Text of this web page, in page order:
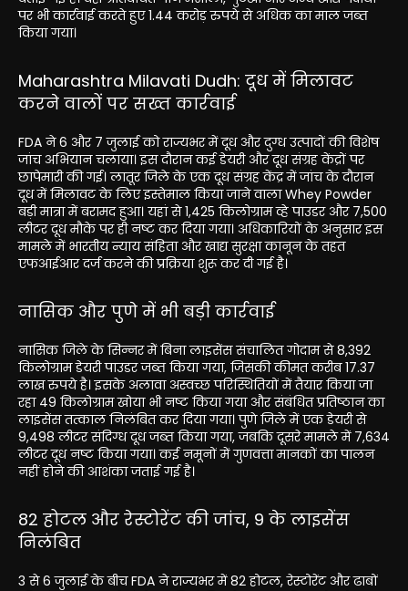
पर भी कार्रवाई करते हुए 1.44 करोड़ रुपये से अधिक का माल जब्त
किया गया।
Maharashtra Milavati Dudh: दूध में मिलावट
करने वालों पर सख्त कार्रवाई
FDA ने 6 और 7 जुलाई को राज्यभर में दूध और दुग्ध उत्पादों की विशेष
जांच अभियान चलाया। इस दौरान कई डेयरी और दूध संग्रह केंद्रों पर
छापेमारी की गई। लातूर जिले के एक दूध संग्रह केंद्र में जांच के दौरान
दूध में मिलावट के लिए इस्तेमाल किया जाने वाला Whey Powder
बड़ी मात्रा में बरामद हुआ। यहां से 1,425 किलोग्राम व्हे पाउडर और 7,500
लीटर दूध मौके पर ही नष्ट कर दिया गया। अधिकारियों के अनुसार इस
मामले में भारतीय न्याय संहिता और खाद्य सुरक्षा कानून के तहत
एफआईआर दर्ज करने की प्रक्रिया शुरू कर दी गई है।
नासिक और पुणे में भी बड़ी कार्रवाई
नासिक जिले के सिन्नर में बिना लाइसेंस संचालित गोदाम से 8,392
किलोग्राम डेयरी पाउडर जब्त किया गया, जिसकी कीमत करीब 17.37
लाख रुपये है। इसके अलावा अस्वच्छ परिस्थितियों में तैयार किया जा
रहा 49 किलोग्राम खोया भी नष्ट किया गया और संबंधित प्रतिष्ठान का
लाइसेंस तत्काल निलंबित कर दिया गया। पुणे जिले में एक डेयरी से
9,498 लीटर संदिग्ध दूध जब्त किया गया, जबकि दूसरे मामले में 7,634
लीटर दूध नष्ट किया गया। कई नमूनों में गुणवत्ता मानकों का पालन
नहीं होने की आशंका जताई गई है।
82 होटल और रेस्टोरेंट की जांच, 9 के लाइसेंस
निलंबित
3 से 6 जुलाई के बीच FDA ने राज्यभर में 82 होटल, रेस्टोरेंट और ढाबों